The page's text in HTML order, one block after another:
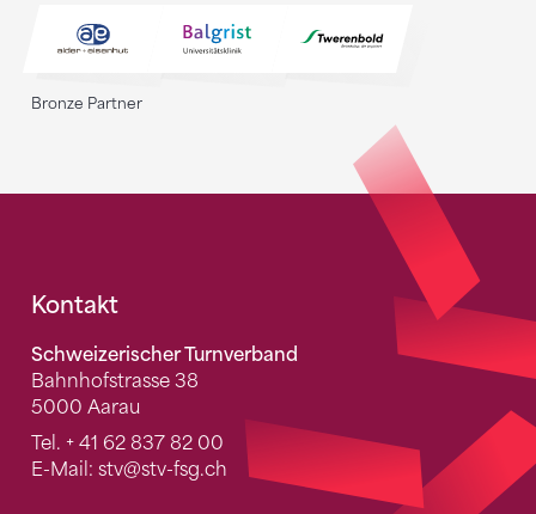
Bronze Partner
Fusszeile
Kontakt
Schweizerischer Turnverband
Bahnhofstrasse 38
5000 Aarau
Tel. + 41 62 837 82 00
E-Mail: stv@stv-fsg.ch